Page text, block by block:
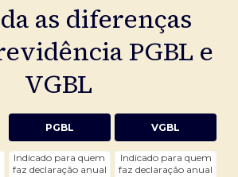
as diferenças
PGBL e
VGBL
PGBL VGBL
Indicado para quem
faz declaração anual
Indicado para quem
faz declaração anual